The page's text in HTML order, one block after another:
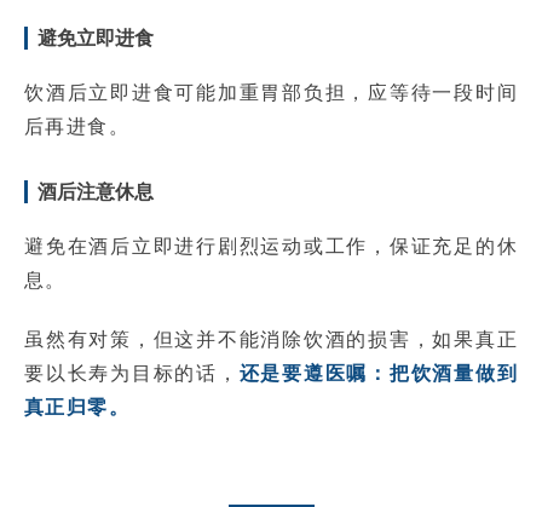
避免立即进食
饮酒后立即进食可能加重胃部负担，应等待一段时间
后再进食。
酒后注意休息
避免在酒后立即进行剧烈运动或工作，保证充足的休
息。
虽然有对策，但这并不能消除饮酒的损害，如果真正
要以长寿为目标的话， 还是要遵医嘱：把饮酒量做到
真正归零。